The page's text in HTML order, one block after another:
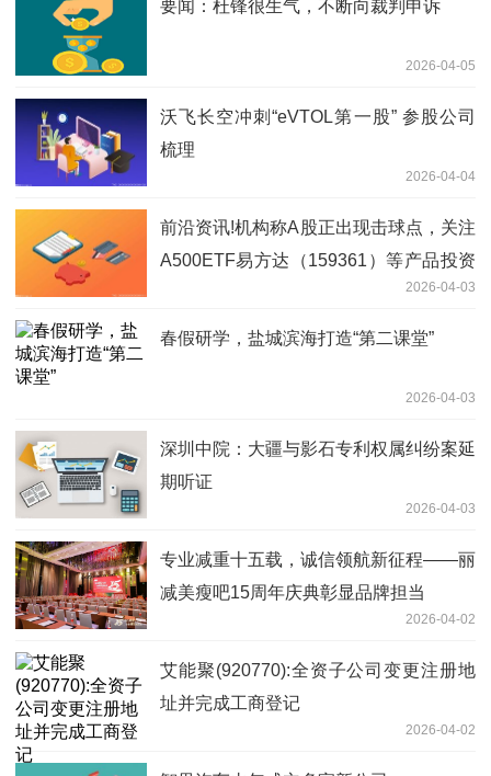
要闻：杜锋很生气，不断向裁判申诉
2026-04-05
沃飞长空冲刺“eVTOL第一股” 参股公司
梳理
2026-04-04
前沿资讯!机构称A股正出现击球点，关注
A500ETF易方达（159361）等产品投资
2026-04-03
春假研学，盐城滨海打造“第二课堂”
2026-04-03
深圳中院：大疆与影石专利权属纠纷案延
期听证
2026-04-03
专业减重十五载，诚信领航新征程——丽
减美瘦吧15周年庆典彰显品牌担当
2026-04-02
艾能聚(920770):全资子公司变更注册地
址并完成工商登记
2026-04-02